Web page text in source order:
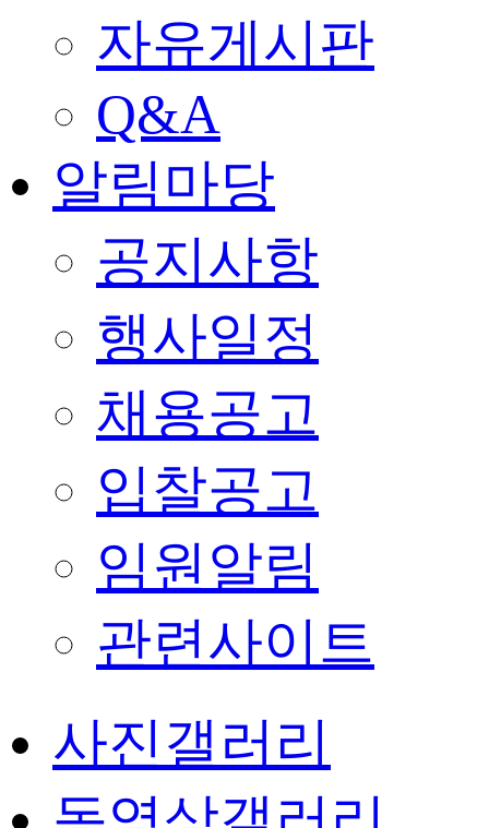
자유게시판
Q&A
알림마당
공지사항
행사일정
채용공고
입찰공고
임원알림
관련사이트
사진갤러리